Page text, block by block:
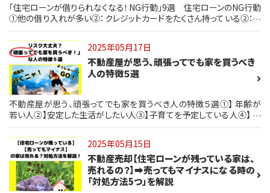
「住宅ローンが借りられなくなる！NG行動」9選 住宅ローンのNG行動
①他の借り入れが多い②：クレジットカードをたくさん持っている②：ク
レジットカードをたくさん持っている④：転職してすぐ⑤：収入を偽って
申告する⑥：自営業で所得を少なく申告している⑦：同時にたくさんの
住宅ローンに申し込んでいる⑧：家族や知人の借金の保証人になって
いる⑨：税金が未納のまま住宅ローンの審査前の行動で、家が買える
かどうかが決まります！
2025年05月17日
不動産屋が思う、頑張ってでも家を買うべき
人の特徴５選
不動産屋が思う、頑張ってでも家を買うべき人の特徴５選①】 年齢が
若い人②】安定した生活がしたい人③】子育てを予定している人④】 老
後の住居を確保しておきたい人⑤】家を自由に使いたい人
2025年05月15日
不動産売却【住宅ローンが残っている家は、
売れるの？】➡売ってもマイナスになる時の
「対処方法5つ」を解説